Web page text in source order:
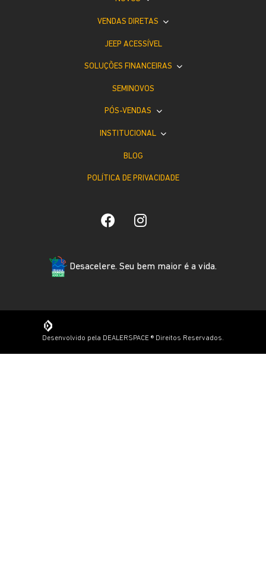
VENDAS DIRETAS
JEEP ACESSÍVEL
SOLUÇÕES FINANCEIRAS
SEMINOVOS
PÓS-VENDAS
INSTITUCIONAL
BLOG
POLÍTICA DE PRIVACIDADE
Desacelere. Seu bem maior é a vida.
Desenvolvido pela DEALERSPACE ® Direitos Reservados.